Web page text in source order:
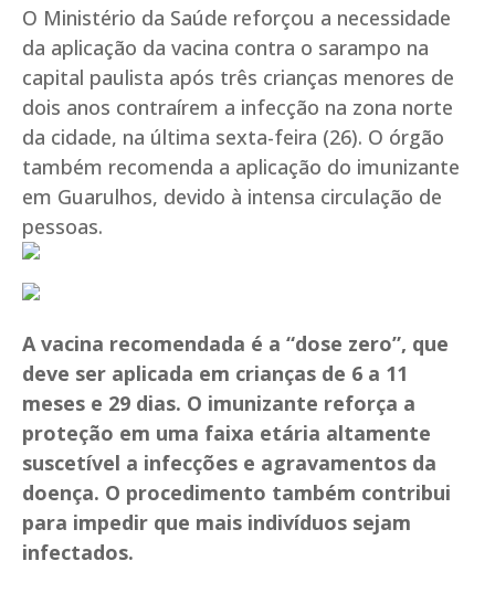
O Ministério da Saúde reforçou a necessidade
da aplicação da vacina contra o sarampo na
capital paulista após três crianças menores de
dois anos contraírem a infecção na zona norte
da cidade, na última sexta-feira (26). O órgão
também recomenda a aplicação do imunizante
em Guarulhos, devido à intensa circulação de
pessoas.
A vacina recomendada é a “dose zero”, que
deve ser aplicada em crianças de 6 a 11
meses e 29 dias. O imunizante reforça a
proteção em uma faixa etária altamente
suscetível a infecções e agravamentos da
doença. O procedimento também contribui
para impedir que mais indivíduos sejam
infectados.